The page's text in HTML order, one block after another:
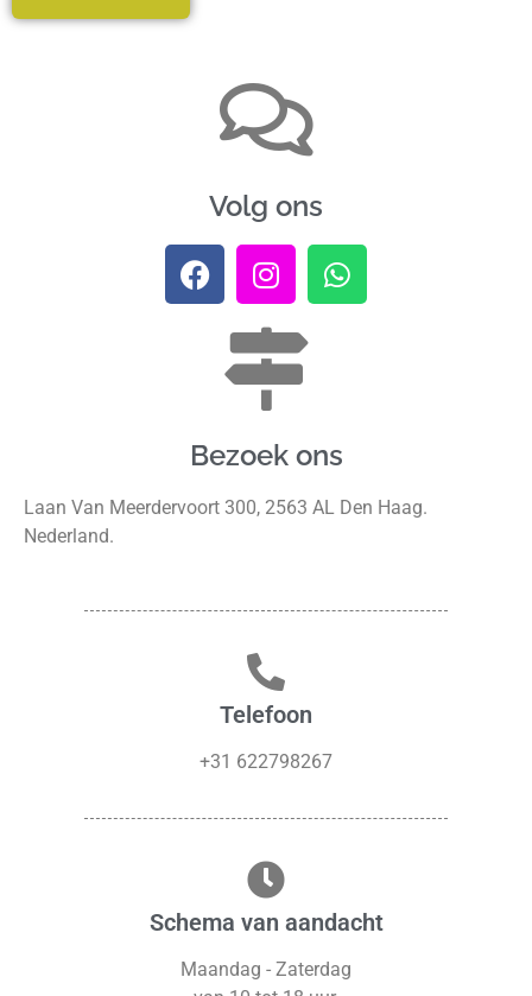
Volg ons
Bezoek ons
Laan Van Meerdervoort 300, 2563 AL Den Haag.
Nederland.
Telefoon
+31 622798267
Schema van aandacht
Maandag - Zaterdag